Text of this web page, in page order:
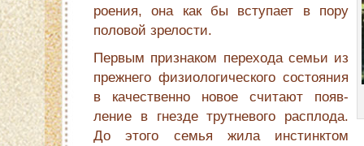
роения, она как бы вступает в пору
половой зрелости.
Первым признаком перехода семьи из
прежнего физи­ологического состояния
в качественно новое считают появ­
ление в гнезде трутневого расплода.
До этого семья жила инстинктом